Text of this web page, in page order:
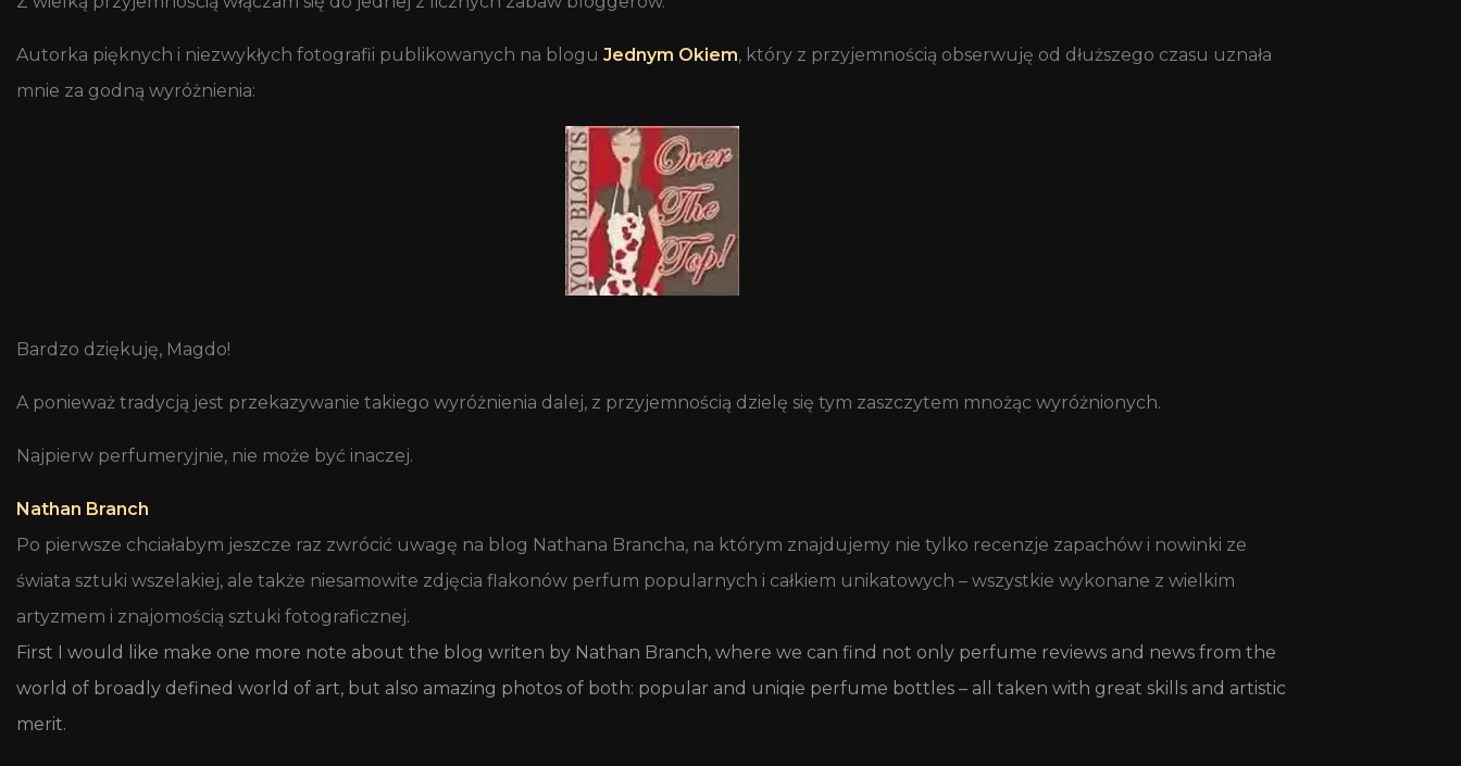
Autorka pięknych i niezwykłych fotografii publikowanych na blogu Jednym Okiem, który z przyjemnością obserwuję od dłuższego czasu uznała
mnie za godną wyróżnienia:
Bardzo dziękuję, Magdo!
A ponieważ tradycją jest przekazywanie takiego wyróżnienia dalej, z przyjemnością dzielę się tym zaszczytem mnożąc wyróżnionych.
Najpierw perfumeryjnie, nie może być inaczej.
Nathan Branch
Po pierwsze chciałabym jeszcze raz zwrócić uwagę na blog Nathana Brancha, na którym znajdujemy nie tylko recenzje zapachów i nowinki ze
świata sztuki wszelakiej, ale także niesamowite zdjęcia flakonów perfum popularnych i całkiem unikatowych – wszystkie wykonane z wielkim
artyzmem i znajomością sztuki fotograficznej.
First I would like make one more note about the blog writen by Nathan Branch, where we can find not only perfume reviews and news from the
world of broadly defined world of art, but also amazing photos of both: popular and uniqie perfume bottles – all taken with great skills and artistic
merit.